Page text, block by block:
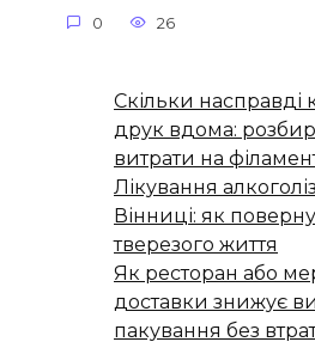
0 26
Скільки насправді
друк вдома:
витрати на
Лікування
Вінниці: як
тверезого життя
Як ресторан або
доставки знижує
пакування без